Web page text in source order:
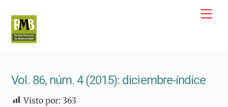
content
Vol. 86, núm. 4 (2015): diciembre-índice
Visto por: 363